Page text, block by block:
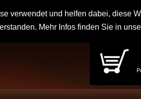
verwendet und helfen dabei, diese
Mehr Infos finden Sie in